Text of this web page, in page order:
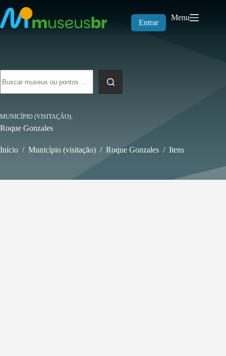
para
o
conteúdo
Entrar
Menu
resultados
MUNICÍPIO (VISITAÇÃO)
Roque Gonzales
Início / Município (visitação) / Roque Gonzales / Itens